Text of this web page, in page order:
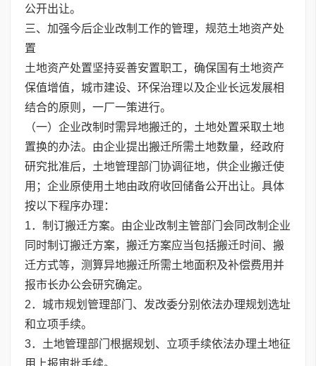
公开出让。
三、加强今后企业改制工作的管理，规范土地资产处
置
土地资产处置坚持妥善安置职工，确保国有土地资产
保值增值，城市建设、环保治理以及企业长远发展相
结合的原则，一厂一策进行。
（一）企业改制时需异地搬迁的，土地处置采取土地
置换的办法。由企业提出搬迁所需土地数量，经政府
研究批准后，土地管理部门协调征地，供企业搬迁使
用；企业原使用土地由政府收回储备公开出让。具体
按以下程序办理：
1．制订搬迁方案。由企业改制主管部门会同改制企业
同时制订搬迁方案，搬迁方案应当包括搬迁时间、搬
迁方式等，测算异地搬迁所需土地面积及补偿费用并
报市长办公会研究确定。
2．城市规划管理部门、发改委分别依法办理规划选址
和立项手续。
3．土地管理部门根据规划、立项手续依法办理土地征